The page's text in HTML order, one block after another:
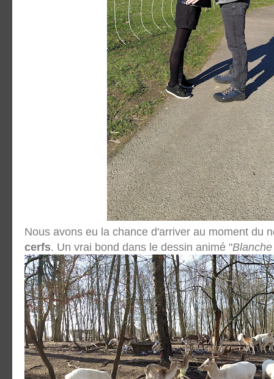
Nous avons eu la chance d'arriver au moment du
cerfs. Un vrai bond dans le dessin animé "